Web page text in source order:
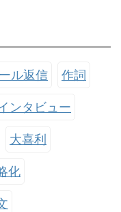
ル返信 作詞
ンタビュー
大喜利
化